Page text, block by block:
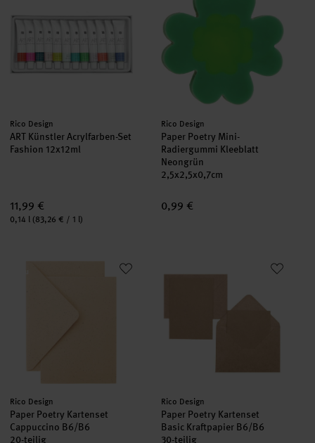
Hersteller:
Rico Design
ART Künstler Acrylfarben-Set
Fashion 12x12ml
11,99 €
Inhalt:
0,14 l (83,26 € / 1 l)
Hersteller:
Rico Design
Paper Poetry Mini-
Radiergummi Kleeblatt
Neongrün
2,5x2,5x0,7cm
0,99 €
Paper Poetry Kartenset Cappuccino B6/B6
Hersteller:
Rico Design
Paper Poetry Kartenset
Cappuccino B6/B6
20-teilig
Paper Poetry Kartenset Basic
Hersteller:
Rico Design
Paper Poetry Kartenset
Basic Kraftpapier B6/B6
30-teilig